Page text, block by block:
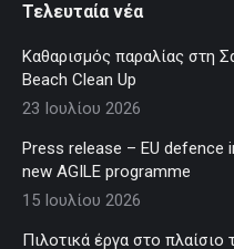
Τελευταία νέα
Καθαρισμός παραλίας στη
Beach Clean Up
23 Ιουλίου 2026
Press release – EU defence
new AGILE programme
15 Ιουλίου 2026
Πιλοτικά έργα στο